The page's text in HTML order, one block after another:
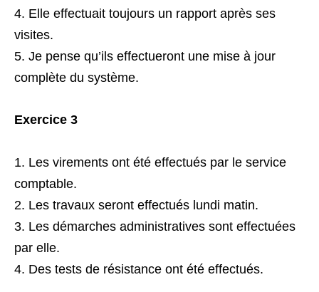
Elle effectuait toujours un rapport après ses
visites.
Je pense qu’ils effectueront une mise à jour
complète du système.
Exercice 3
Les virements ont été effectués par le service
comptable.
Les travaux seront effectués lundi matin.
Les démarches administratives sont effectuées
par elle.
Des tests de résistance ont été effectués.